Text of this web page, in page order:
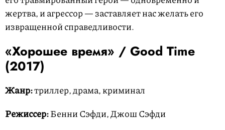
жертва, и агрессор — заставляет нас желать его
извращенной справедливости.
«Хорошее время» / Good Time
(2017)
Жанр:триллер, драма, криминал
Режиссер:Бенни Сэфди, Джош Сэфди